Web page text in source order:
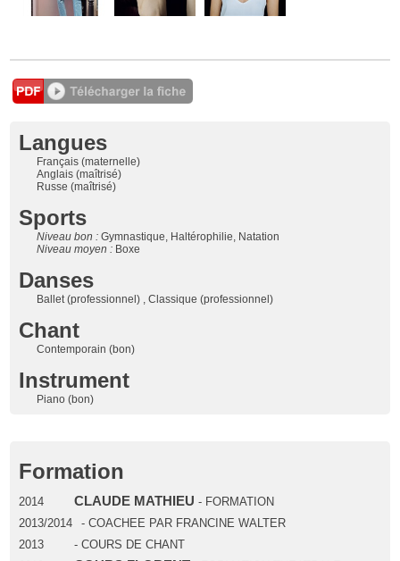
Langues
Français (maternelle)
Anglais (maîtrisé)
Russe (maîtrisé)
Sports
Niveau bon :Gymnastique, Haltérophilie, Natation
Niveau moyen : Boxe
Danses
Ballet (professionnel) , Classique (professionnel)
Chant
Contemporain (bon)
Instrument
Piano (bon)
Formation
2014 CLAUDE MATHIEU - FORMATION
2013/2014
- COACHEE PAR FRANCINE WALTER
2013
- COURS DE CHANT